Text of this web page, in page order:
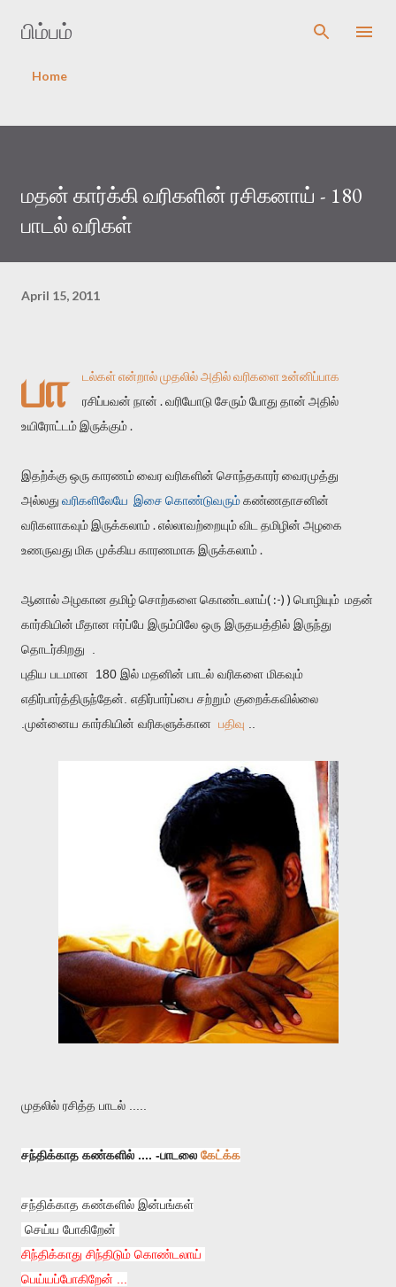
பிம்பம்
Home
மதன் கார்க்கி வரிகளின் ரசிகனாய் - 180
பாடல் வரிகள்
April 15, 2011
பா
டல்கள் என்றால் முதலில் அதில் வரிகளை உன்னிப்பாக
ரசிப்பவன் நான் . வரியோடு சேரும் போது தான் அதில்
உயிரோட்டம் இருக்கும் .
இதற்க்கு ஒரு காரணம் வைர வரிகளின் சொந்தகாரர் வைரமுத்து
அல்லது வரிகளிலேயே இசை கொண்டுவரும்கண்ணதாசனின்
வரிகளாகவும் இருக்கலாம் . எல்லாவற்றையும் விட தமிழின் அழகை
உணருவது மிக முக்கிய காரணமாக இருக்கலாம் .
ஆனால் அழகான தமிழ் சொற்களை கொண்டலாய்( :-) ) பொழியும் மதன்
கார்கியின் மீதான ஈர்ப்பே இரும்பிலே ஒரு இருதயத்தில் இருந்து
தொடர்கிறது .
புதிய படமான 180 இல் மதனின் பாடல் வரிகளை மிகவும்
எதிர்பார்த்திருந்தேன். எதிர்பார்ப்பை சற்றும் குறைக்கவில்லை
.முன்னைய கார்கியின் வரிகளுக்கான பதிவு
முதலில் ரசித்த பாடல் .....
சந்திக்காத கண்களில் .... -பாடலை கேட்க்க
சந்திக்காத கண்களில் இன்பங்கள்
செய்ய போகிறேன்
சிந்திக்காது சிந்திடும் கொண்டலாய்
பெய்யப்போகிறேன் ...